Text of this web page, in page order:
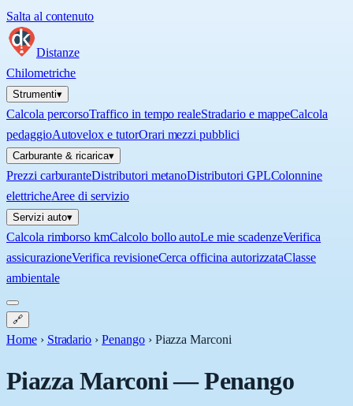
Salta al contenuto
Distanze
Chilometriche
Strumenti▾
Calcola percorsoTraffico in tempo realeStradario e mappeCalcola
pedaggioAutovelox e tutorOrari mezzi pubblici
Carburante & ricarica▾
Prezzi carburanteDistributori metanoDistributori GPLColonnine
elettricheAree di servizio
Servizi auto▾
Calcola rimborso kmCalcolo bollo autoLe mie scadenzeVerifica
assicurazioneVerifica revisioneCerca officina autorizzataClasse
ambientale
🔗
Home › Stradario › Penango › Piazza Marconi
Piazza Marconi—Penango